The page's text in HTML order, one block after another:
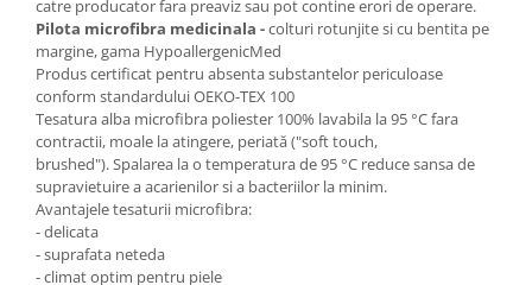
catre producator fara preaviz sau pot contine erori de operare.
Pilota microfibra medicinala -colturi rotunjite si cu bentita pe
margine, gama HypoallergenicMed
Produs certificat pentru absenta substantelor periculoase
conform standardului OEKO-TEX 100
Tesatura alba microfibra poliester 100% lavabila la 95 °C fara
contractii, moale la atingere, periată ("soft touch,
brushed"). Spalarea la o temperatura de 95 °C reduce sansa de
supravietuire a acarienilor si a bacteriilor la minim.
Avantajele tesaturii microfibra:
- delicata
- suprafata neteda
- climat optim pentru piele